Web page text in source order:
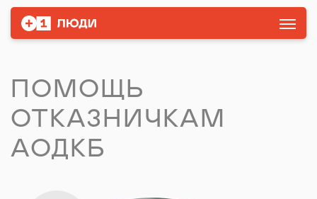
ПОМОЩЬ
ОТКАЗНИЧКАМ
АОДКБ